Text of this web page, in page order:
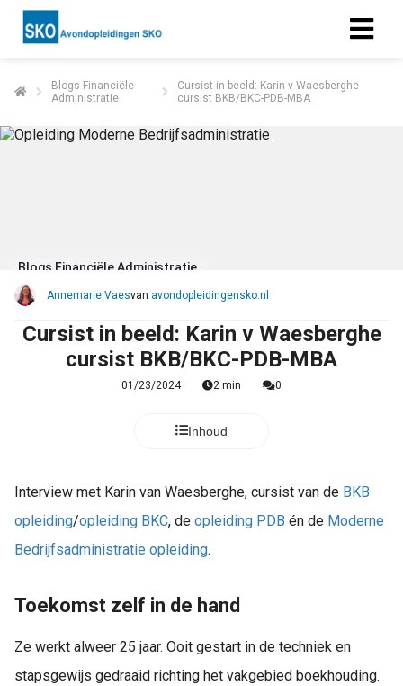
Blogs Financiële
Administratie
Cursist in beeld: Karin v Waesberghe
cursist BKB/BKC-PDB-MBA
Blogs Financiële Administratie
Annemarie Vaesvan avondopleidingensko.nl
Cursist in beeld: Karin v Waesberghe
cursist BKB/BKC-PDB-MBA
01/23/2024 2 min 0
Inhoud
Interview met Karin van Waesberghe, cursist van de BKB
opleiding/opleiding BKC, de opleiding PDB én de Moderne
Bedrijfsadministratie opleiding.
Toekomst zelf in de hand
Ze werkt alweer 25 jaar. Ooit gestart in de techniek en
stapsgewijs gedraaid richting het vakgebied boekhouding.
policy
zijn
om
te
Ze
worden
te
van
op